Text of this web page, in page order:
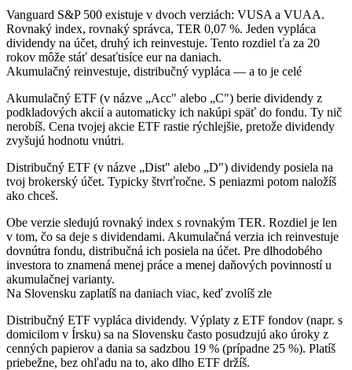
Vanguard S&P 500 existuje v dvoch verziách: VUSA a VUAA.
Rovnaký index, rovnaký správca, TER 0,07 %. Jeden vypláca
dividendy na účet, druhý ich reinvestuje. Tento rozdiel ťa za 20
rokov môže stáť desaťtisíce eur na daniach.
Akumulačný reinvestuje, distribučný vypláca — a to je celé
Akumulačný ETF (v názve „Acc" alebo „C") berie dividendy z
podkladových akcií a automaticky ich nakúpi späť do fondu. Ty nič
nerobíš. Cena tvojej akcie ETF rastie rýchlejšie, pretože dividendy
zvyšujú hodnotu vnútri.
Distribučný ETF (v názve „Dist" alebo „D") dividendy posiela na
tvoj brokerský účet. Typicky štvrťročne. S peniazmi potom naložíš
ako chceš.
Obe verzie sledujú rovnaký index s rovnakým TER. Rozdiel je len
v tom, čo sa deje s dividendami. Akumulačná verzia ich reinvestuje
dovnútra fondu, distribučná ich posiela na účet. Pre dlhodobého
investora to znamená menej práce a menej daňových povinností u
akumulačnej varianty.
Na Slovensku zaplatíš na daniach viac, keď zvolíš zle
Distribučný ETF vypláca dividendy. Výplaty z ETF fondov (napr. s
domicilom v Írsku) sa na Slovensku často posudzujú ako úroky z
cenných papierov a dania sa sadzbou 19 % (prípadne 25 %). Platíš
priebežne, bez ohľadu na to, ako dlho ETF držíš.